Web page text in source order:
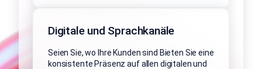
Digitale und Sprachkanäle
Seien Sie, wo Ihre Kunden sind Bieten Sie eine
konsistente Präsenz auf allen digitalen und